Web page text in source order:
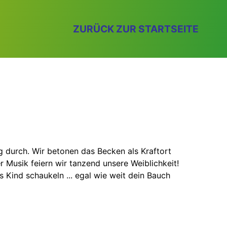
ZURÜCK ZUR STARTSEITE
Wir betonen das Becken als Kraftort
Musik feiern wir tanzend unsere Weiblichkeit!
schaukeln ... egal wie weit dein Bauch